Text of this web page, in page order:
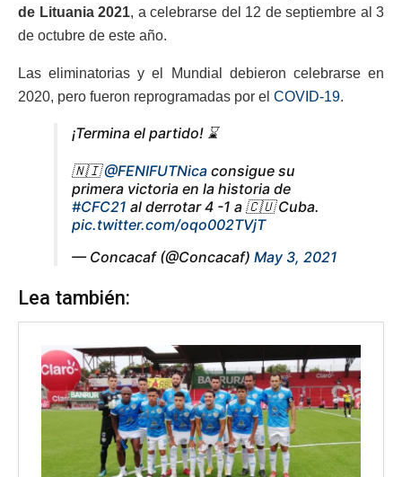
de Lituania 2021, a celebrarse del 12 de septiembre al 3
de octubre de este año.
Las eliminatorias y el Mundial debieron celebrarse en
2020, pero fueron reprogramadas por el COVID-19.
¡Termina el partido! ⌛️
🇳🇮@FENIFUTNica consigue su
primera victoria en la historia de
#CFC21 al derrotar 4 -1 a 🇨🇺 Cuba.
pic.twitter.com/oqo002TVjT
— Concacaf (@Concacaf) May 3, 2021
Lea también: